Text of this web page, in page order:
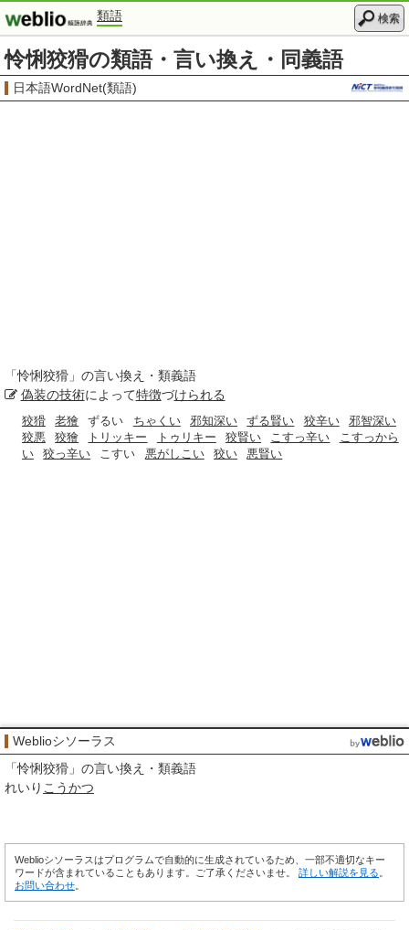
類語 検索
怜悧狡猾の類語・言い換え・同義語
日本語WordNet(類語)
「怜悧狡猾 」の言い換え・類義語
偽装の技術によって特徴づけられる
狡猾 老獪 ずるい ちゃくい 邪知深い ずる賢い 狡辛い
邪智深い
狡悪
狡獪 トリッキー トゥリキー 狡賢い こすっ辛い
こすっから
い
狡っ辛い こすい 悪がしこい 狡い 悪賢い
Weblioシソーラス
「怜悧狡猾 」の言い換え・類義語
れいり こうかつ
Weblioシソーラスはプログラムで自動的に生成されているため、一部不適切なキー
ワードが含まれていることもあります。ご了承くださいませ。 詳しい解説を見る。
お問い合わせ。